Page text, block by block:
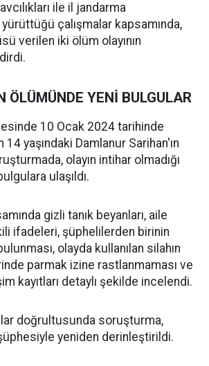
ile il jandarma
yürüttüğü çalışmalar kapsamında,
verilen iki ölüm olayının
ÖLÜMÜNDE YENİ BULGULAR
10 Ocak 2024 tarihinde
14 yaşındaki Damlanur Sarihan'ın
olayın intihar olmadığı
ulaşıldı.
gizli tanık beyanları, aile
ifadeleri, şüphelilerden birinin
olayda kullanılan silahın
parmak izine rastlanmaması ve
kayıtları detaylı şekilde incelendi.
doğrultusunda soruşturma,
yeniden derinleştirildi.